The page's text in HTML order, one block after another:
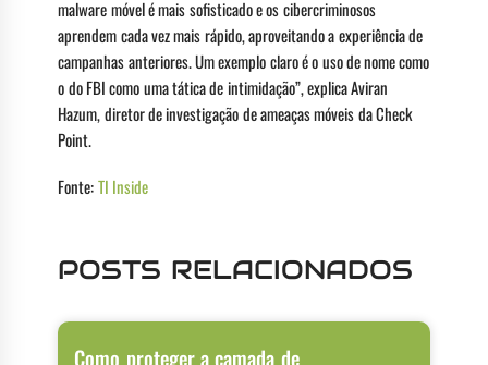
malware móvel é mais sofisticado e os cibercriminosos
aprendem cada vez mais rápido, aproveitando a experiência de
campanhas anteriores. Um exemplo claro é o uso de nome como
o do FBI como uma tática de intimidação”, explica Aviran
Hazum, diretor de investigação de ameaças móveis da Check
Point.
Fonte:TI Inside
POSTS RELACIONADOS
Como proteger a camada de